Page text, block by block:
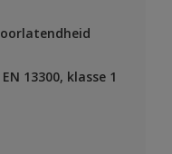
13300, klasse 1